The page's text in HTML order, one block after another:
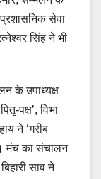
प्रशासनिक सेवा
सिंह ने भी
के उपाध्यक्ष
पक्ष’, विभा
ने ‘गरीब
मंच का संचालन
साव ने